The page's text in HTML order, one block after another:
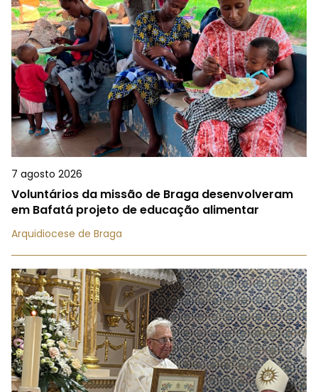
7 agosto 2026
Voluntários da missão de Braga desenvolveram
em Bafatá projeto de educação alimentar
Arquidiocese de Braga